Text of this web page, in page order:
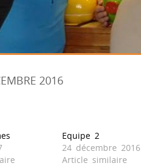
2016
Equipe 2
24 décembre 2016
Article similaire